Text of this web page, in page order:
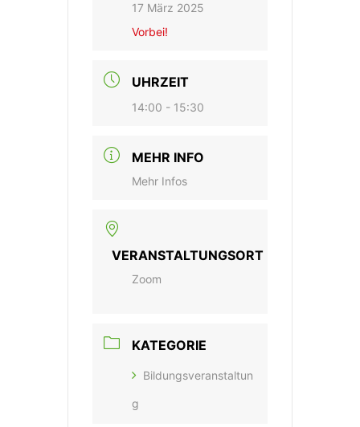
17 März 2025
Vorbei!
UHRZEIT
14:00 - 15:30
MEHR INFO
Mehr Infos
VERANSTALTUNGSORT
Zoom
KATEGORIE
Bildungsveranstaltun
g